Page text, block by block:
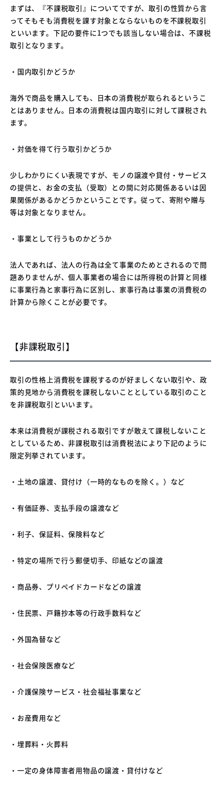
まずは、『不課税取引』についてですが、取引の性質から言
ってそもそも消費税を課す対象とならないものを不課税取引
といいます。下記の要件に1つでも該当しない場合は、不課税
取引となります。
・国内取引かどうか
海外で商品を購入しても、日本の消費税が取られるというこ
とはありません。日本の消費税は国内取引に対して課税され
ます。
・対価を得て行う取引かどうか
少しわかりにくい表現ですが、モノの譲渡や貸付・サービス
の提供と、お金の支払（受取）との間に対応関係あるいは因
果関係があるかどうかということです。従って、寄附や贈与
等は対象となりません。
・事業として行うものかどうか
法人であれば、法人の行為は全て事業のためとされるので問
題ありませんが、個人事業者の場合には所得税の計算と同様
に事業行為と家事行為に区別し、家事行為は事業の消費税の
計算から除くことが必要です。
【非課税取引】
取引の性格上消費税を課税するのが好ましくない取引や、政
策的見地から消費税を課税しないこととしている取引のこと
を非課税取引といいます。
本来は消費税が課税される取引ですが敢えて課税しないこと
としているため、非課税取引は消費税法により下記のように
限定列挙されています。
・土地の譲渡、貸付け（一時的なものを除く。）など
・有価証券、支払手段の譲渡など
・利子、保証料、保険料など
・特定の場所で行う郵便切手、印紙などの譲渡
・商品券、プリペイドカードなどの譲渡
・住民票、戸籍抄本等の行政手数料など
・外国為替など
・社会保険医療など
・介護保険サービス・社会福祉事業など
・お産費用など
・埋葬料・火葬料
・一定の身体障害者用物品の譲渡・貸付けなど